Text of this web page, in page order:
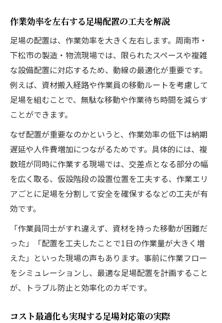
作業効率を左右する足場配置の工夫を解説
足場の配置は、作業効率を大きく左右します。周南市・
下松市の製造・物流現場では、限られたスペースや複雑
な設備配置に対応するため、動線の最適化が重要です。
例えば、資材搬入経路や作業員の移動ルートを考慮して
足場を組むことで、無駄な移動や作業待ち時間を減らす
ことができます。
なぜ配置が重要なのかというと、作業効率の低下は納期
遅延や人件費増加につながるためです。具体的には、複
数班が同時に作業する現場では、交差点となる部分の幅
を広く取る、仮設階段の設置位置を工夫する、作業エリ
アごとに足場を分割して安全を確保するなどの工夫が有
効です。
「作業員同士がすれ違えず、資材を持った移動が困難だ
った」「配置を工夫したことで1日の作業量が大きく増
えた」といった現場の声もあります。事前に作業フロー
をシミュレーションし、最適な足場配置を計画すること
が、トラブル防止と効率化のカギです。
コスト最適化も実現する足場対応策の実際